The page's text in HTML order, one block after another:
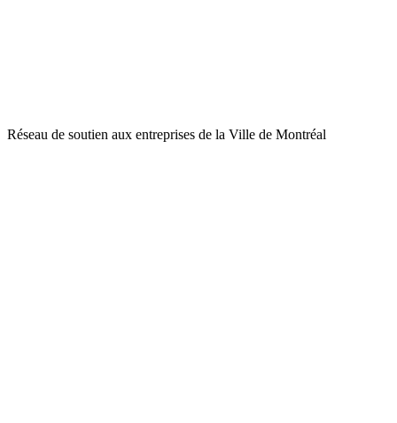
Réseau de soutien aux entreprises de la Ville de Montréal